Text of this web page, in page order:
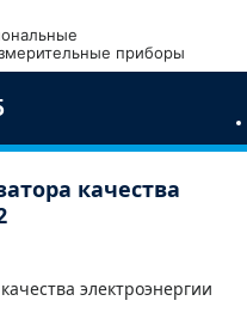
приборы
качества